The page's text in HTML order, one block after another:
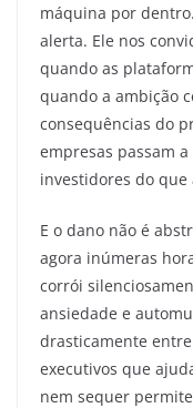
máquina por
alerta. Ele nos
quando as
quando a ambição
consequências do
empresas passam
investidores do que
E o dano não é
agora inúmeras
corrói
ansiedade e
drasticamente
executivos que
nem sequer